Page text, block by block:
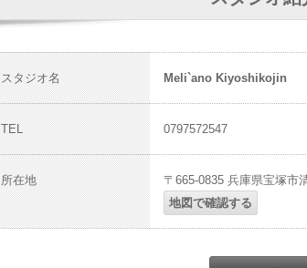
スタジオ名 Meli`ano Kiyoshikojin
TEL 0797572547
所在地
〒665-0835 兵庫県宝塚市
地図で確認する